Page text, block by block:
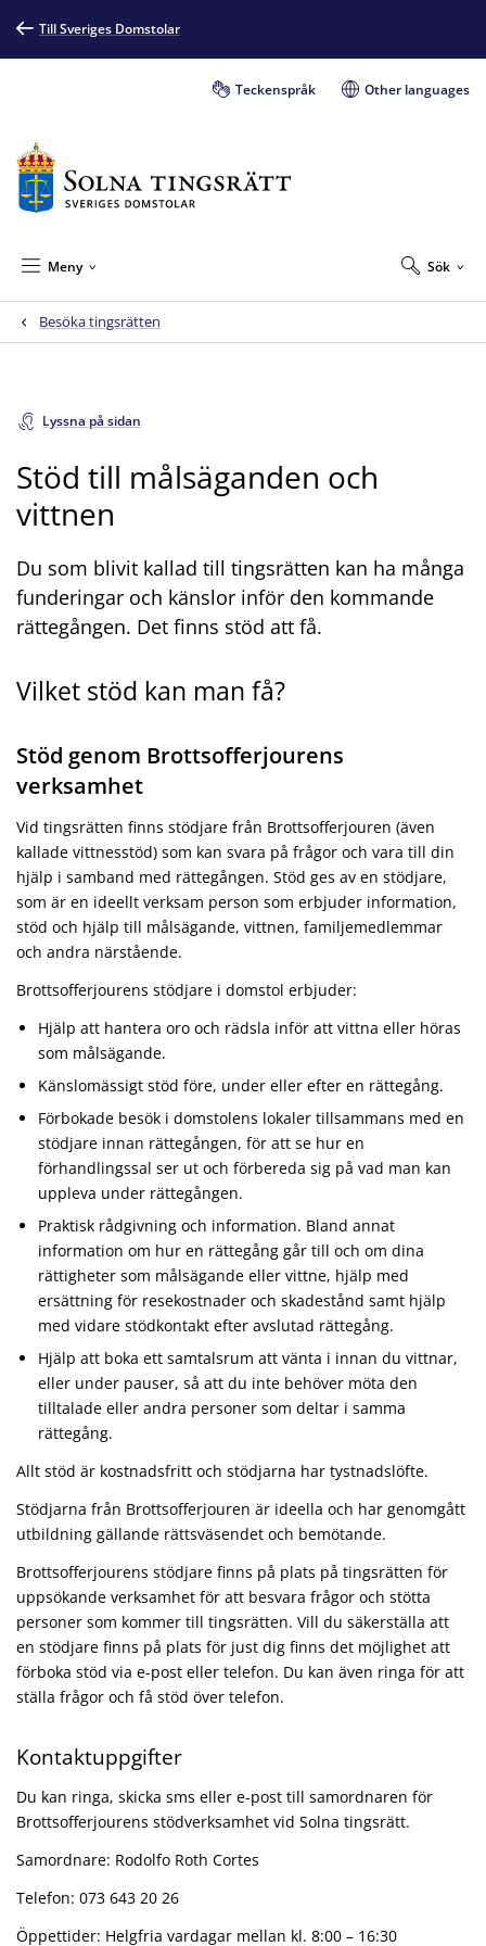
Till Sveriges Domstolar
Teckenspråk Other languages
Sök
Meny
Besöka tingsrätten
Lyssna på sidan
Stöd till målsäganden och
vittnen
Du som blivit kallad till tingsrätten kan ha många
funderingar och känslor inför den kommande
rättegången. Det finns stöd att få.
Vilket stöd kan man få?
Stöd genom Brottsofferjourens
verksamhet
Vid tingsrätten finns stödjare från Brottsofferjouren (även
kallade vittnesstöd) som kan svara på frågor och vara till din
hjälp i samband med rättegången. Stöd ges av en stödjare,
som är en ideellt verksam person som erbjuder information,
stöd och hjälp till målsägande, vittnen, familjemedlemmar
och andra närstående.
Brottsofferjourens stödjare i domstol erbjuder:
Hjälp att hantera oro och rädsla inför att vittna eller höras
som målsägande.
Känslomässigt stöd före, under eller efter en rättegång.
Förbokade besök i domstolens lokaler tillsammans med en
stödjare innan rättegången, för att se hur en
förhandlingssal ser ut och förbereda sig på vad man kan
uppleva under rättegången.
Praktisk rådgivning och information. Bland annat
information om hur en rättegång går till och om dina
rättigheter som målsägande eller vittne, hjälp med
ersättning för resekostnader och skadestånd samt hjälp
med vidare stödkontakt efter avslutad rättegång.
Hjälp att boka ett samtalsrum att vänta i innan du vittnar,
eller under pauser, så att du inte behöver möta den
tilltalade eller andra personer som deltar i samma
rättegång.
Allt stöd är kostnadsfritt och stödjarna har tystnadslöfte.
Stödjarna från Brottsofferjouren är ideella och har genomgått
utbildning gällande rättsväsendet och bemötande.
Brottsofferjourens stödjare finns på plats på tingsrätten för
uppsökande verksamhet för att besvara frågor och stötta
personer som kommer till tingsrätten. Vill du säkerställa att
en stödjare finns på plats för just dig finns det möjlighet att
förboka stöd via e-post eller telefon. Du kan även ringa för att
ställa frågor och få stöd över telefon.
Kontaktuppgifter
Du kan ringa, skicka sms eller e-post till samordnaren för
Brottsofferjourens stödverksamhet vid Solna tingsrätt.
Samordnare: Rodolfo Roth Cortes
Telefon: 073 643 20 26
Öppettider: Helgfria vardagar mellan kl. 8:00 – 16:30